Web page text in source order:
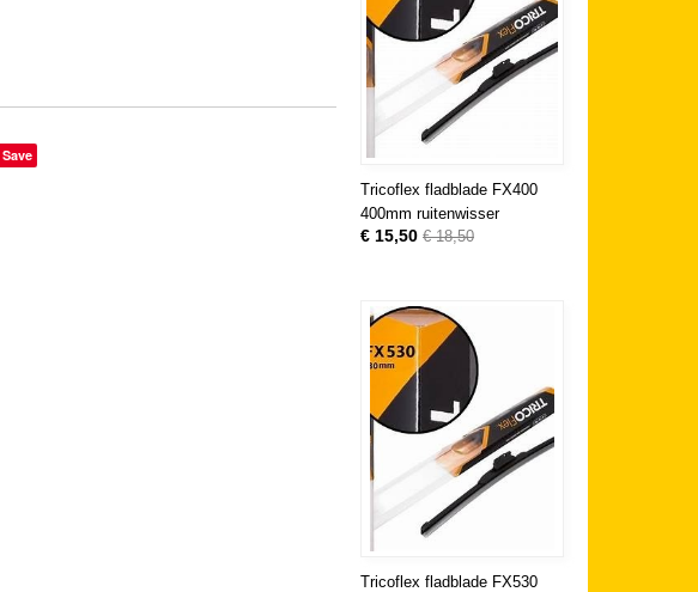
Save
Tricoflex fladblade FX400
400mm ruitenwisser
€ 15,50 € 18,50
Tricoflex fladblade FX530